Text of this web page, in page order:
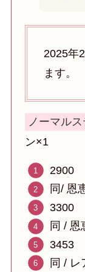
2025年
ます。
ノーマル
ン×1
2900
同/ 恩
3300
同 /
3453
同 / レ